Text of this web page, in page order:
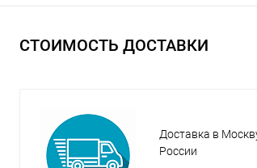
СТОИМОСТЬ ДОСТАВКИ
Доставка в
России